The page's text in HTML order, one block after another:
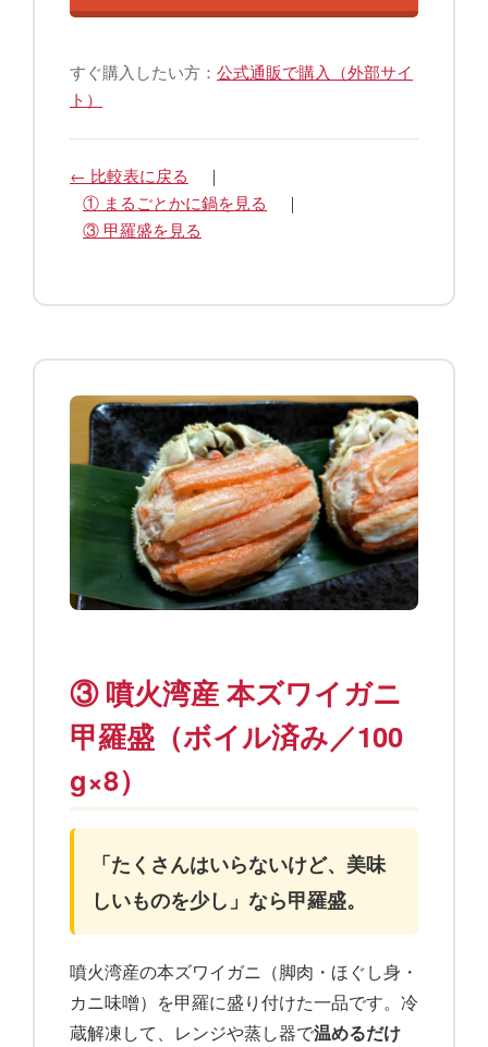
すぐ購入したい方： 公式通販で購入（外部サイ
ト）
← 比較表に戻る
｜
① まるごとかに鍋を見る
｜
③ 甲羅盛を見る
③ 噴火湾産 本ズワイガニ
甲羅盛（ボイル済み／100
g×8）
「たくさんはいらないけど、美味
しいものを少し」なら甲羅盛。
噴火湾産の本ズワイガニ（脚肉・ほぐし身・
カニ味噌）を甲羅に盛り付けた一品です。冷
蔵解凍して、レンジや蒸し器で温めるだけ